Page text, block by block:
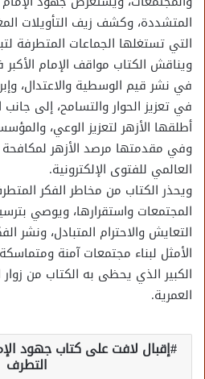
المتشددة، وكشف زيف التأويلات
التي تستغلها الجماعات المتطرفة
ويناقش الكتاب مواقف الإمام
في نشر قيم الوسطية والاعتدال،
في تعزيز الحوار والتسامح، إلى جانب
أطلقها الأزهر لتعزيز الوعي،
وفي مقدمتها مرصد الأزهر لمكافحة
العالمي للفتوى الإلكترونية.
ويحذر الكتاب من مخاطر الفكر
المجتمعات واستقرارها، ويوصي
التعايش والاحترام المتبادل، ونشر
الأمثل لبناء مجتمعات آمنة
الكبير الذي يحظى به الكتاب من
العمرية.
إقبال لافت على كتاب جهود
التطرف